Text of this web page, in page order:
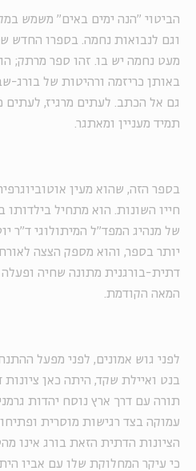
הביטוי "הנה ימים באים" משמש
וגם לנבואות נחמה. בספרו החדש
מעט נחמה יש בו. זהו ספר מרתק;
באותן כריזמה ורהיטות של
גם אל הכתב. לעתים מרגיז, לעתים
תמיד מעניין ומאתגר.
בספר הזה, שהוא מעין
חייו השונות. הוא מתחיל בילדותו
של מנהיג המפד"ל המיתולוגי ד"ר
יותר בספר, והוא מספק הצצה
דתית-בורגנית מתונה שחיה
המאה הקודמת.
לפני גוש אמונים, לפני מפעל
בנט ואיילת שקד, היתה כאן
תורה עם דרך ארץ נוסח יהדות
עמוקה בצד רגישות מוסרית
הציונות הדתית הזאת בורג אינו
כי עיקר המחלוקת שלו עם אביו